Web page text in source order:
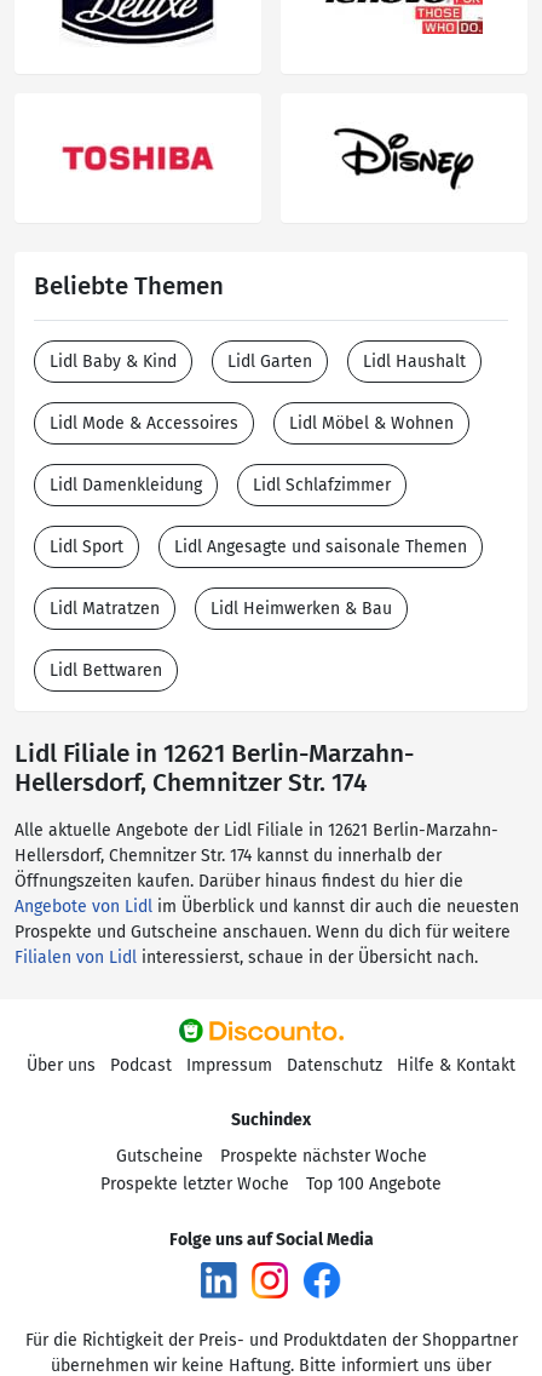
Beliebte Themen
Lidl Baby & Kind Lidl Garten Lidl Haushalt
Lidl Mode & Accessoires Lidl Möbel & Wohnen
Lidl Damenkleidung Lidl Schlafzimmer
Lidl Sport Lidl Angesagte und saisonale Themen
Lidl Matratzen Lidl Heimwerken & Bau
Lidl Bettwaren
Lidl Filiale in 12621 Berlin-Marzahn-
Hellersdorf, Chemnitzer Str. 174
Alle aktuelle Angebote der Lidl Filiale in 12621 Berlin-Marzahn-
Hellersdorf, Chemnitzer Str. 174 kannst du innerhalb der
Öffnungszeiten kaufen. Darüber hinaus findest du hier die
Angebote von Lidl im Überblick und kannst dir auch die neuesten
Prospekte und Gutscheine anschauen. Wenn du dich für weitere
Filialen von Lidl interessierst, schaue in der Übersicht nach.
Über uns Podcast Impressum Datenschutz Hilfe & Kontakt
Suchindex
Gutscheine
Prospekte nächster Woche
Prospekte letzter Woche
Top 100 Angebote
Folge uns auf Social Media
Für die Richtigkeit der Preis- und Produktdaten der Shoppartner
übernehmen wir keine Haftung. Bitte informiert uns über